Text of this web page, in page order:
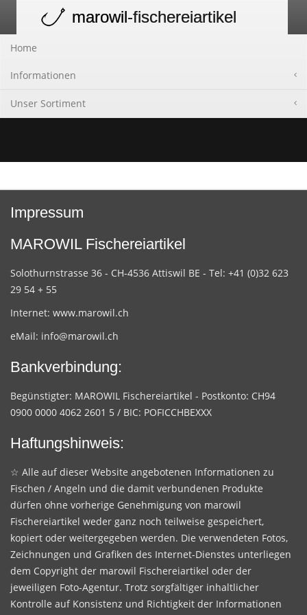
navigation
marowil-fischereiartikel
Home
Informationen
Unser Sortiment
Impressum
MAROWIL Fischereiartikel
Solothurnstrasse 36 - CH-4536 Attiswil BE - Tel: +41 (0)32 623
29 54 + 55
Internet: www.marowil.ch
eMail: info@marowil.ch
Bankverbindung:
Begünstigter: MAROWIL Fischereiartikel - Postkonto: CH94
0900 0000 4062 2601 5 / BIC: POFICCHBEXXX
Haftungshinweis:
☆ Alle auf dieser Website angebotenen Informationen zu
Fischen / Angeln und die damit verbundenen Produkte
dürfen ohne vorherige Genehmigung von marowil
Fischereiartikel weder ganz noch teilweise gespeichert,
kopiert oder weitergegeben werden. Die verwendeten Fotos,
Zeichnungen und Grafiken des Internet-Dienstes unterliegen
dem Copyright der marowil Fischereiartikel oder der
jeweiligen Foto-Agentur. Trotz sorgfältiger inhaltlicher
Kontrolle auf Konsistenz und Richtigkeit der Informationen